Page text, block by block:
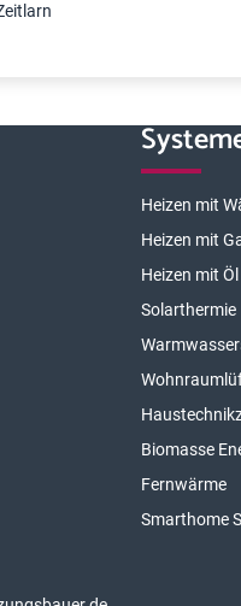
Heizen mit
Heizen mit
Heizen mit Öl
Solarthermie
Biomasse
Fernwärme
Smarthome